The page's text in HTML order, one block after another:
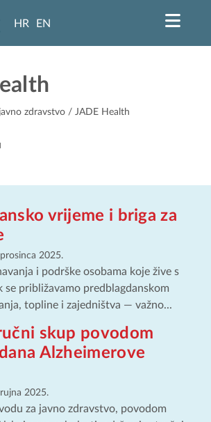
HR EN
zdravstvo / JADE Health
vrijeme i briga za
2025.
i podrške osobama koje žive s
se približavamo predblagdanskom
topline i zajedništva — važno...
skup povodom
Alzheimerove
2025.
za javno zdravstvo, povodom